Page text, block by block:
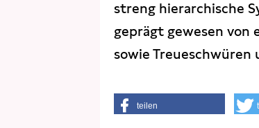
streng hierarchische
geprägt gewesen von
sowie Treueschwüren
teilen